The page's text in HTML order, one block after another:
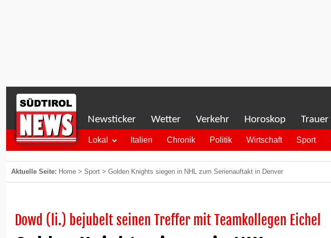
Newsticker Wetter Verkehr Horoskop Trauer
Lokal Italien Chronik Politik Wirtschaft Sport
Aktuelle Seite: Home > Sport > Golden Knights siegen in NHL zum Serienauftakt in Denver
Dowd (li.) bejubelt seinen Treffer mit Teamkollegen Eichel